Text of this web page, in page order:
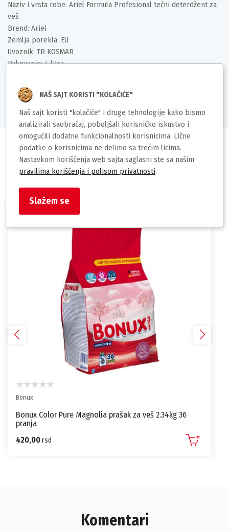
Naziv i vrsta robe: Ariel Formula Profesional tečni deterdžent za
veš
Brend: Ariel
Zemlja porekla: EU
Uvoznik: TR KOSMAR
Pakovanje: 4 litra
Barkod: 8006540966044
Slični proizvodi
Bonux
Bonux Color Pure Magnolia prašak za veš 2.34kg 36
pranja
420,00rsd
Komentari
NAŠ SAJT KORISTI "KOLAČIĆE"
Naš sajt koristi "kolačiće" i druge tehnologije kako bismo
analizirali saobraćaj, poboljšali korisničko iskustvo i
omogućili dodatne funkcionalnosti korisnicima. Lične
podatke o korisnicima ne delimo sa trećim licima.
Nastavkom korišćenja web sajta saglasni ste sa našim
pravilima korišćenja i polisom privatnosti.
Slažem se